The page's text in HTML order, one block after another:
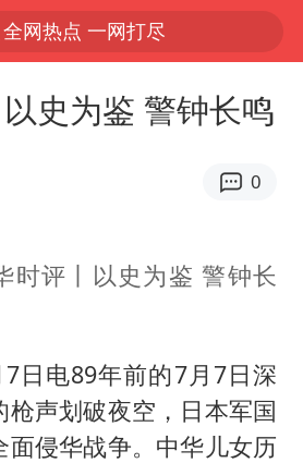
全网热点 一网打尽
史为鉴 警钟长鸣
0
时评丨以史为鉴 警钟长
日电89年前的7月7日深
枪声划破夜空，日本军国
面侵华战争。中华儿女历